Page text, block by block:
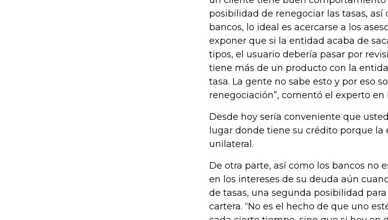
posibilidad de renegociar las tasas,
bancos, lo ideal es acercarse a los
exponer que si la entidad acaba de
tipos, el usuario debería pasar por
tiene más de un producto con la
tasa. La gente no sabe esto y por eso
renegociación”, comentó el experto
Desde hoy sería conveniente que
lugar donde tiene su crédito porque
unilateral.
De otra parte, así como los bancos no
en los intereses de su deuda aún
de tasas, una segunda posibilidad
cartera. “No es el hecho de que uno